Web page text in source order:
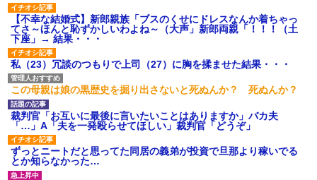
【不幸な結婚式】新郎親族「ブスのくせにドレスなんか着ちゃっ
てさ～ほんと恥ずかしいわよね～（大声」新郎両親「！！！（土
下座」→ 結果・・・
私（23）冗談のつもりで上司（27）に胸を揉ませた結果・・・
この母親は娘の黒歴史を掘り出さないと死ぬんか？ 死ぬんか？
裁判官「お互いに最後に言いたいことはありますか」バカ夫
「…」A「夫を一発殴らせてほしい」裁判官「どうぞ」
ずっとニートだと思ってた同居の義弟が投資で旦那より稼いでる
とか知らなかった…